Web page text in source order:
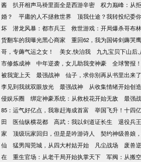
酱
扒开相声马褂里面全是西游辛密 权力巅峰：从
婚？
平庸的人不拯救世界 顶我仕途？我转投纪委
坏
潜龙风暴：都市兵王 救世游戏：开局爆杀哥布林
货翻车的我曝光黑心商家
重回62，我为国铸剑薅哭
哥，专薅气运之女！
美女,快治我 九九宝贝下山后
市修炼成神
中年逆袭，女儿助我变神豪 全球警报
被我宠上天
最强战神 仙子，求你别再从书里出来了
李见到我就双眼放光
最强战神 从收集情绪开始创
侵娱乐圈
绑定神豪系统：从救校花开始无敌 最强
85：运气好亿点，我靠赶海成首富
举国飞升！十四
田
医仙纵横花都 高武：我以剑道证长生 退役兵
家
顶级玩家回归，但是是吟游诗人 契约神级兽娘
仙
猛男闯莞城，从四大村姑开始 凡尘战场 废兽
在
重生官场：从老干局开始执掌天下 军阀：从搬